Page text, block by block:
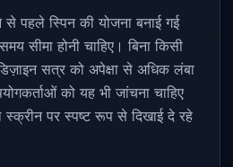
पहले स्पिन की योजना बनाई गई
सीमा होनी चाहिए। बिना किसी
सत्र को अपेक्षा से अधिक लंबा
को यह भी जांचना चाहिए
पर स्पष्ट रूप से दिखाई दे रहे